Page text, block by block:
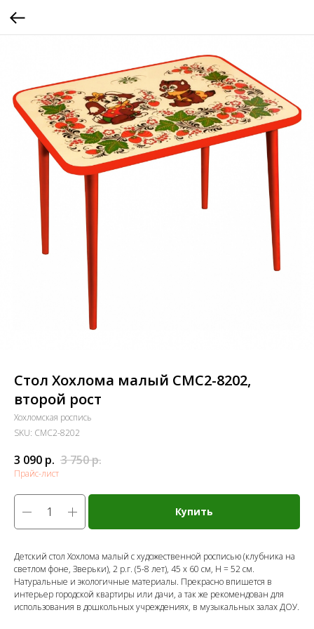
Стол Хохлома малый СМС2-8202,
второй рост
Хохломская роспись
SKU: СМС2-8202
3 090 р. 3 750р.
Прайс-лист
Купить
Детский стол Хохлома малый с художественной росписью (клубника на
светлом фоне, Зверьки), 2 р.г. (5-8 лет), 45 х 60 см, Н = 52 см.
Натуральные и экологичные материалы. Прекрасно впишется в
интерьер городской квартиры или дачи, а так же рекомендован для
использования в дошкольных учреждениях, в музыкальных залах ДОУ.